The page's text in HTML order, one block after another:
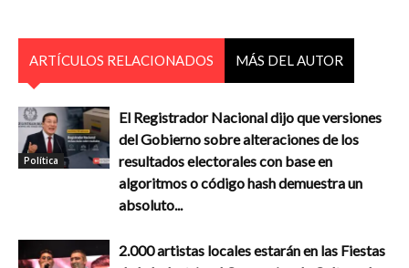
ARTÍCULOS RELACIONADOS MÁS DEL AUTOR
Política
El Registrador Nacional dijo que versiones
del Gobierno sobre alteraciones de los
resultados electorales con base en
algoritmos o código hash demuestra un
absoluto...
2.000 artistas locales estarán en las Fiestas